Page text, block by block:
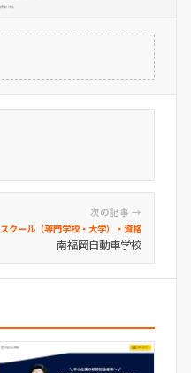
次の記事 →
スクール（専門学校・大学）・資格
南福岡自動車学校